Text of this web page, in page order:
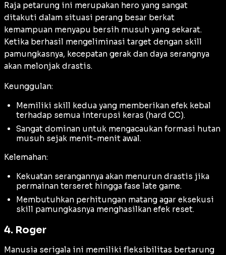
Raja petarung ini merupakan hero yang sangat
ditakuti dalam situasi perang besar berkat
kemampuan menyapu bersih musuh yang sekarat.
Ketika berhasil mengeliminasi target dengan skill
pamungkasnya, kecepatan gerak dan daya serangnya
akan melonjak drastis.
Keunggulan:
Memiliki skill kedua yang memberikan efek kebal
terhadap semua interupsi keras (hard CC).
Sangat dominan untuk mengacaukan formasi hutan
musuh sejak menit-menit awal.
Kelemahan:
Kekuatan serangannya akan menurun drastis jika
permainan terseret hingga fase late game.
Membutuhkan perhitungan matang agar eksekusi
skill pamungkasnya menghasilkan efek reset.
4. Roger
Manusia serigala ini memiliki fleksibilitas bertarung